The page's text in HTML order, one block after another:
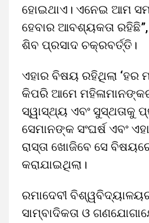
ହୋଇଥାଏ। ଏନେଇ ଆମ
ହେବାର ଆବଶ୍ୟକତା
ଶିବ ପ୍ରସାଦ ଚକ୍ରବର୍ତ୍ତି।
ଏହାର ବିଷୟ ରହିଥିଲା ‘ହର
କିପରି ଆମେ
ସ୍ୱାସ୍ଥ୍ୟ ଏବଂ ସୁସ୍ଥତାକୁ
ସେମାନଙ୍କ ସଂଘର୍ଷ ଏବଂ
ରାସ୍ତା ଖୋଜିବେ ସେ
କରାଯାଇଥିଲା।
ରମାଦେବୀ
ସାମ୍ବାଦିକତା ଓ